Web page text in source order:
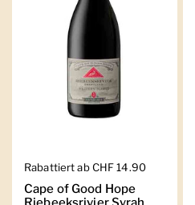
Regulärer Preis
Rabattiert ab CHF 14.90
Cape of Good Hope